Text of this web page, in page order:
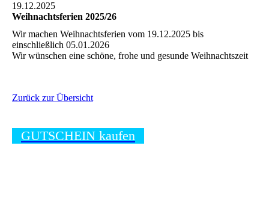
19.12.2025
Weihnachtsferien 2025/26
Wir machen Weihnachtsferien vom 19.12.2025 bis
einschließlich 05.01.2026
Wir wünschen eine schöne, frohe und gesunde Weihnachtszeit
Zurück zur Übersicht
GUTSCHEIN kaufen